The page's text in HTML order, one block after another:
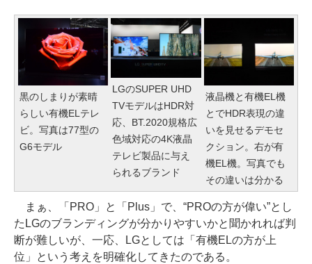
黒のしまりが素晴
らしい有機ELテレ
ビ。写真は77型の
G6モデル
LGのSUPER UHD
TVモデルはHDR対
応、BT.2020規格広
色域対応の4K液晶
テレビ製品に与え
られるブランド
液晶機と有機EL機
とでHDR表現の違
いを見せるデモセ
クション。右が有
機EL機。写真でも
その違いは分かる
まぁ、「PRO」と「Plus」で、“PROの方が偉い”とし
たLGのブランディングが分かりやすいかと聞かれれば判
断が難しいが、一応、LGとしては「有機ELの方が上
位」という考えを明確化してきたのである。